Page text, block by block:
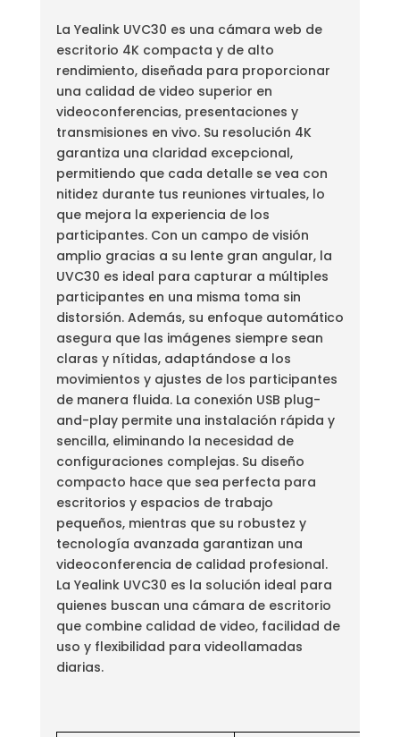
La Yealink UVC30 es una cámara web de
escritorio 4K compacta y de alto
rendimiento, diseñada para proporcionar
una calidad de video superior en
videoconferencias, presentaciones y
transmisiones en vivo. Su resolución 4K
garantiza una claridad excepcional,
permitiendo que cada detalle se vea con
nitidez durante tus reuniones virtuales, lo
que mejora la experiencia de los
participantes. Con un campo de visión
amplio gracias a su lente gran angular, la
UVC30 es ideal para capturar a múltiples
participantes en una misma toma sin
distorsión. Además, su enfoque automático
asegura que las imágenes siempre sean
claras y nítidas, adaptándose a los
movimientos y ajustes de los participantes
de manera fluida. La conexión USB plug-
and-play permite una instalación rápida y
sencilla, eliminando la necesidad de
configuraciones complejas. Su diseño
compacto hace que sea perfecta para
escritorios y espacios de trabajo
pequeños, mientras que su robustez y
tecnología avanzada garantizan una
videoconferencia de calidad profesional.
La Yealink UVC30 es la solución ideal para
quienes buscan una cámara de escritorio
que combine calidad de video, facilidad de
uso y flexibilidad para videollamadas
diarias.